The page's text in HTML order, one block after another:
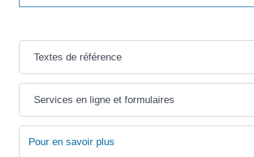
Textes de référence
Services en ligne et formulaires
Pour en savoir plus